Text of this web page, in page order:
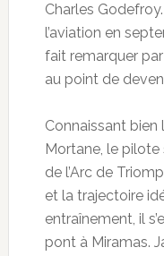
Charles
l’aviation en
fait remarquer
au point de
Connaissant bien
Mortane, le
de l’Arc de
et la trajectoire
entraînement, il
pont à Miramas.